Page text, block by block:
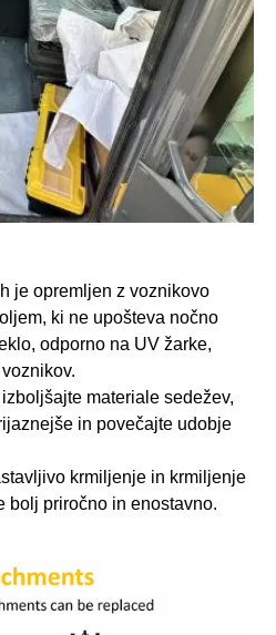
je opremljen z voznikovo
ki ne upošteva nočno
odporno na UV žarke,
materiale sedežev,
in povečajte udobje
krmiljenje in krmiljenje
bolj priročno in enostavno.